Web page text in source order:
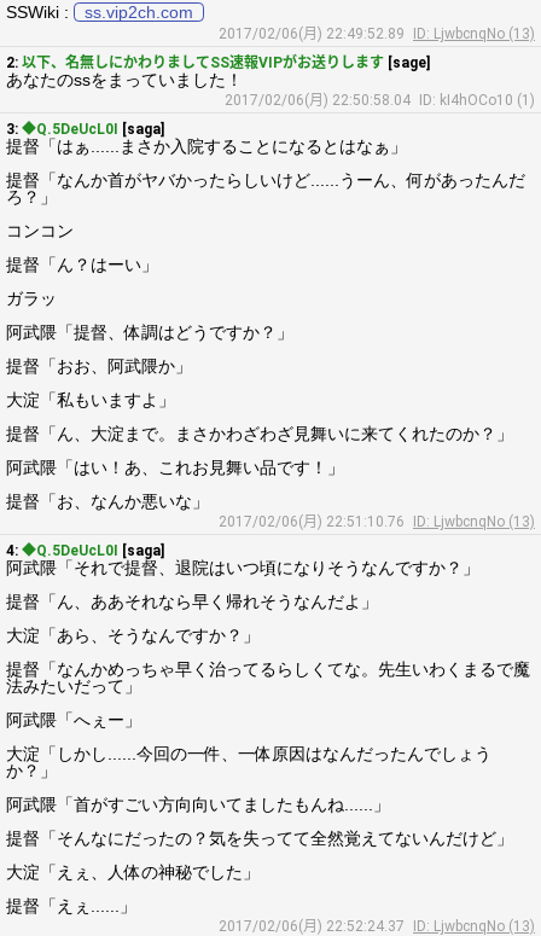
SSWiki :
ss.vip2ch.com
2017/02/06(月) 22:49:52.89
ID: LjwbcnqNo (13)
2: 以下、名無しにかわりましてSS速報VIPがお送りします [sage]
あなたのssをまっていました！
2017/02/06(月) 22:50:58.04
ID: kI4hOCo10 (1)
3: ◆Q.5DeUcL0I [saga]
提督「はぁ......まさか入院することになるとはなぁ」
提督「なんか首がヤバかったらしいけど......うーん、何があったんだ
ろ？」
コンコン
提督「ん？はーい」
ガラッ
阿武隈「提督、体調はどうですか？」
提督「おお、阿武隈か」
大淀「私もいますよ」
提督「ん、大淀まで。まさかわざわざ見舞いに来てくれたのか？」
阿武隈「はい！あ、これお見舞い品です！」
提督「お、なんか悪いな」
2017/02/06(月) 22:51:10.76
ID: LjwbcnqNo (13)
4: ◆Q.5DeUcL0I [saga]
阿武隈「それで提督、退院はいつ頃になりそうなんですか？」
提督「ん、ああそれなら早く帰れそうなんだよ」
大淀「あら、そうなんですか？」
提督「なんかめっちゃ早く治ってるらしくてな。先生いわくまるで魔
法みたいだって」
阿武隈「へぇー」
大淀「しかし......今回の一件、一体原因はなんだったんでしょう
か？」
阿武隈「首がすごい方向向いてましたもんね......」
提督「そんなにだったの？気を失ってて全然覚えてないんだけど」
大淀「えぇ、人体の神秘でした」
提督「えぇ......」
2017/02/06(月) 22:52:24.37
ID: LjwbcnqNo (13)